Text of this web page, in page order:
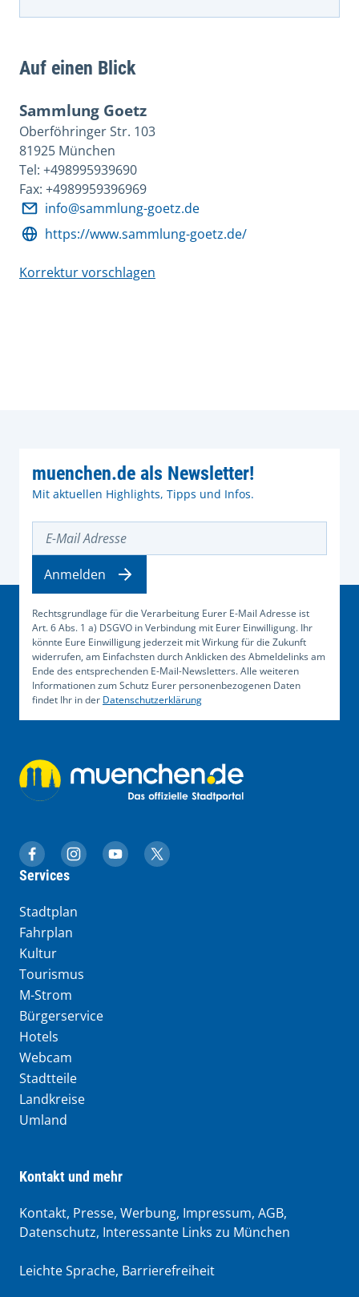
Auf einen Blick
Sammlung Goetz
Oberföhringer Str. 103
81925 München
Tel: +498995939690
Fax: +4989959396969
info@sammlung-goetz.de
https://www.sammlung-goetz.de/
Korrektur vorschlagen
muenchen.de als Newsletter!
Mit aktuellen Highlights, Tipps und Infos.
Rechtsgrundlage für die Verarbeitung Eurer E-Mail Adresse ist
Art. 6 Abs. 1 a) DSGVO in Verbindung mit Eurer Einwilligung. Ihr
könnte Eure Einwilligung jederzeit mit Wirkung für die Zukunft
widerrufen, am Einfachsten durch Anklicken des Abmeldelinks am
Ende des entsprechenden E-Mail-Newsletters. Alle weiteren
Informationen zum Schutz Eurer personenbezogenen Daten
findet Ihr in der Datenschutzerklärung
Anmelden
muenchen.de auf Facebook
muenchen.de auf Instagram
muenchen.de auf YouTube
muenchen.de auf X
Services
Stadtplan
Fahrplan
Kultur
Tourismus
M-Strom
Bürgerservice
Hotels
Webcam
Stadtteile
Landkreise
Umland
Kontakt und mehr
Kontakt, Presse, Werbung, Impressum, AGB,
Datenschutz, Interessante Links zu München
Leichte Sprache, Barrierefreiheit